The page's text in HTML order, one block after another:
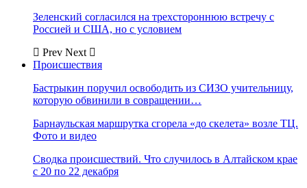
Зеленский согласился на трехстороннюю встречу с
Россией и США, но с условием
Prev Next
Происшествия
Бастрыкин поручил освободить из СИЗО учительницу,
которую обвинили в совращении…
Барнаульская маршрутка сгорела «до скелета» возле ТЦ.
Фото и видео
Сводка происшествий. Что случилось в Алтайском крае
с 20 по 22 декабря